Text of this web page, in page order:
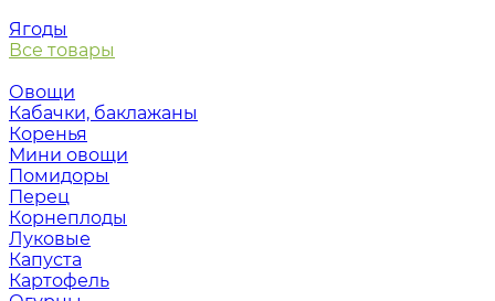
Ягоды
Все товары
Овощи
Кабачки, баклажаны
Коренья
Мини овощи
Помидоры
Перец
Корнеплоды
Луковые
Капуста
Картофель